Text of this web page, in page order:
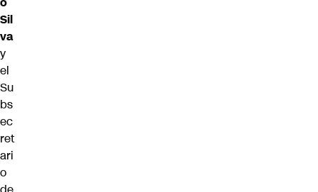
Sil
va
y
el
Su
bs
ec
ret
ari
o